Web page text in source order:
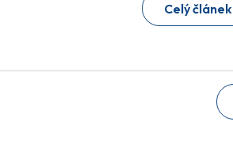
Celý článek